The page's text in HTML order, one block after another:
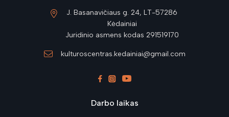
J. Basanavičiaus g. 24, LT-57286
Kėdainiai
Juridinio asmens kodas 291519170
kulturoscentras.kedainiai@gmail.com
Darbo laikas